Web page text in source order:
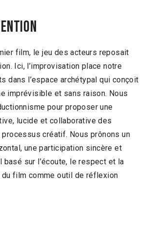
film, le jeu des acteurs reposait
Ici, l’improvisation place notre
dans l’espace archétypal qui conçoit
imprévisible et sans raison. Nous
pour proposer une
lucide et collaborative des
créatif. Nous prônons un
une participation sincère et
basé sur l’écoute, le respect et la
film comme outil de réflexion